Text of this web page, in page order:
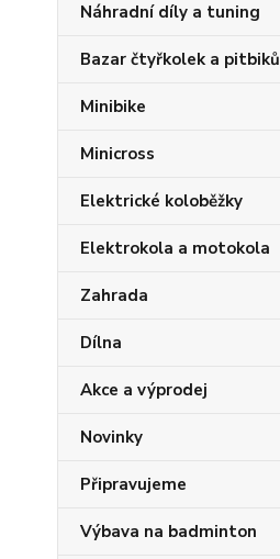
Náhradní díly a tuning
Bazar čtyřkolek a pitbiků
Minibike
Minicross
Elektrické koloběžky
Elektrokola a motokola
Zahrada
Dílna
Akce a výprodej
Novinky
Připravujeme
Výbava na badminton